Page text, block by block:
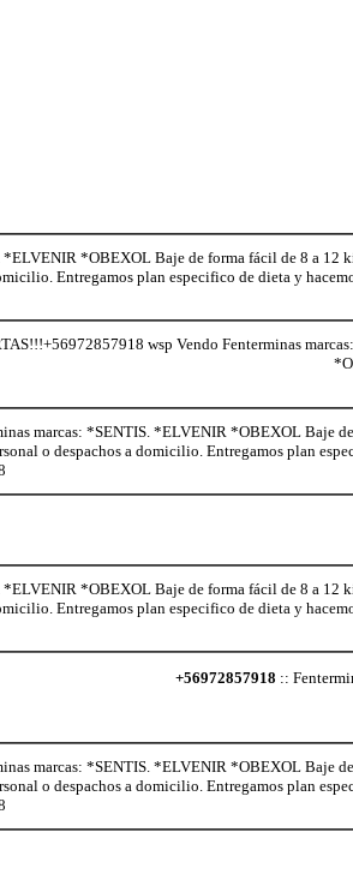
*OBEXOL Baje de forma fácil de 8 a 12
Entregamos plan especifico de dieta y
wsp Vendo Fenterminas
marcas: *SENTIS. *ELVENIR *OBEXOL Baje
o despachos a domicilio. Entregamos plan
*OBEXOL Baje de forma fácil de 8 a 12
Entregamos plan especifico de dieta y
+56972857918 ::
marcas: *SENTIS. *ELVENIR *OBEXOL Baje
o despachos a domicilio. Entregamos plan